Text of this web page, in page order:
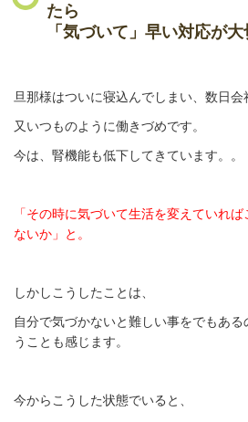
たら
「気づいて」早い対応が
旦那様はついに寝込んでしまい、数日会
又いつものように働きづめです。
今は、腎機能も低下してきています。。
「その時に気づいて生活を変えていれ
ないか」と。
しかしこうしたことは、
自分で気づかないと難しい事をでもあ
うことも感じます。
今からこうした状態でいると、